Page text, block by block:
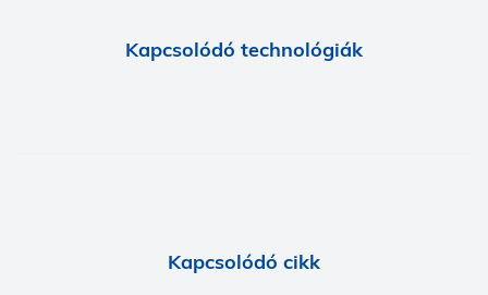
Kapcsolódó technológiák
Kapcsolódó cikk